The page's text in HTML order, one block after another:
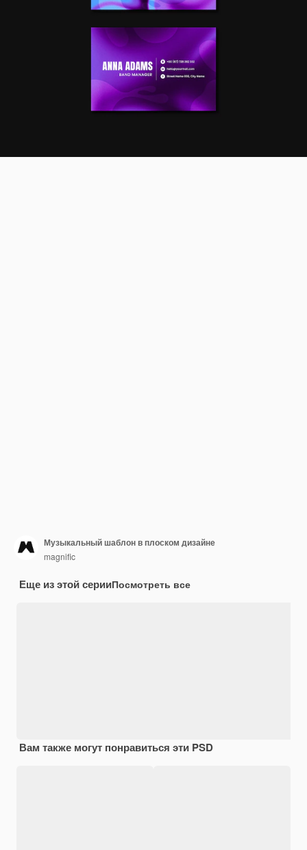
Музыкальный шаблон в плоском дизайне
magnific
Еще из этой серииПосмотреть все
Вам также могут понравиться эти PSD